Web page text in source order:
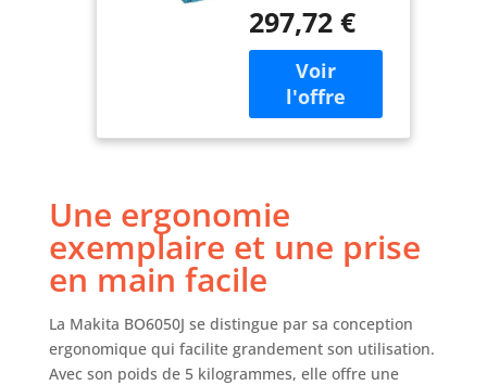
mm Niveau de
vibration Polissage:
3.0 m / s²
297,72 €
Une ergonomie
exemplaire et une prise
en main facile
La Makita BO6050J se distingue par sa conception
ergonomique qui facilite grandement son utilisation.
Avec son poids de 5 kilogrammes, elle offre une